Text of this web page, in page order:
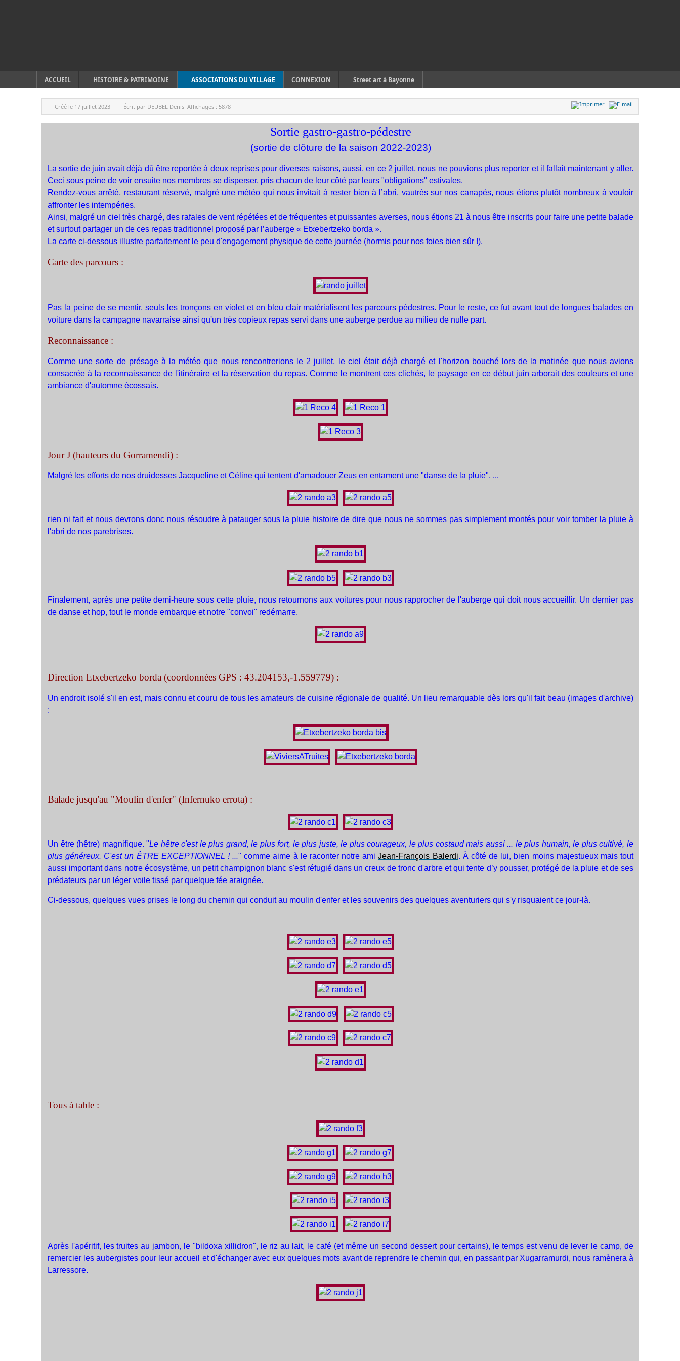
ACCUEIL HISTOIRE & PATRIMOINE ASSOCIATIONS DU VILLAGE CONNEXION Street art à Bayonne
Créé le 17 juillet 2023 Écrit par DEUBEL Denis Affichages : 5878
Sortie gastro-gastro-pédestre
(sortie de clôture de la saison 2022-2023)
La sortie de juin avait déjà dû être reportée à deux reprises pour diverses raisons, aussi, en ce 2 juillet, nous ne pouvions plus reporter et il fallait maintenant y aller.
Ceci sous peine de voir ensuite nos membres se disperser, pris chacun de leur côté par leurs "obligations" estivales.
Rendez-vous arrêté, restaurant réservé, malgré une météo qui nous invitait à rester bien à l’abri, vautrés sur nos canapés, nous étions plutôt nombreux à vouloir
affronter les intempéries.
Ainsi, malgré un ciel très chargé, des rafales de vent répétées et de fréquentes et puissantes averses, nous étions 21 à nous être inscrits pour faire une petite balade
et surtout partager un de ces repas traditionnel proposé par l’auberge « Etxebertzeko borda ».
La carte ci-dessous illustre parfaitement le peu d'engagement physique de cette journée (hormis pour nos foies bien sûr !).
Carte des parcours :
Pas la peine de se mentir, seuls les tronçons en violet et en bleu clair matérialisent les parcours pédestres. Pour le reste, ce fut avant tout de longues balades en
voiture dans la campagne navarraise ainsi qu'un très copieux repas servi dans une auberge perdue au milieu de nulle part.
Reconnaissance :
Comme une sorte de présage à la météo que nous rencontrerions le 2 juillet, le ciel était déjà chargé et l'horizon bouché lors de la matinée que nous avions
consacrée à la reconnaissance de l'itinéraire et la réservation du repas. Comme le montrent ces clichés, le paysage en ce début juin arborait des couleurs et une
ambiance d'automne écossais.
Jour J (hauteurs du Gorramendi) :
Malgré les efforts de nos druidesses Jacqueline et Céline qui tentent d'amadouer Zeus en entament une "danse de la pluie", ...
rien ni fait et nous devrons donc nous résoudre à patauger sous la pluie histoire de dire que nous ne sommes pas simplement montés pour voir tomber la pluie à
l'abri de nos parebrises.
Finalement, après une petite demi-heure sous cette pluie, nous retournons aux voitures pour nous rapprocher de l'auberge qui doit nous accueillir. Un dernier pas
de danse et hop, tout le monde embarque et notre "convoi" redémarre.
Direction Etxebertzeko borda (coordonnées GPS : 43.204153,-1.559779) :
Un endroit isolé s'il en est, mais connu et couru de tous les amateurs de cuisine régionale de qualité. Un lieu remarquable dès lors qu'il fait beau (images d'archive)
:
Balade jusqu'au "Moulin d'enfer" (Infernuko errota) :
Un être (hêtre) magnifique. "Le hêtre c'est le plus grand, le plus fort, le plus juste, le plus courageux, le plus costaud mais aussi ... le plus humain, le plus cultivé, le
plus généreux. C'est un ÊTRE EXCEPTIONNEL ! ..." comme aime à le raconter notre amiJean-François Balerdi. À côté de lui, bien moins majestueux mais tout
aussi important dans notre écosystème, un petit champignon blanc s'est réfugié dans un creux de tronc d'arbre et qui tente d’y pousser, protégé de la pluie et de ses
prédateurs par un léger voile tissé par quelque fée araignée.
Ci-dessous, quelques vues prises le long du chemin qui conduit au moulin d'enfer et les souvenirs des quelques aventuriers qui s'y risquaient ce jour-là.
Tous à table :
Après l'apéritif, les truites au jambon, le "bildoxa xillidron", le riz au lait, le café (et même un second dessert pour certains), le temps est venu de lever le camp, de
remercier les aubergistes pour leur accueil et d'échanger avec eux quelques mots avant de reprendre le chemin qui, en passant par Xugarramurdi, nous ramènera à
Larressore.